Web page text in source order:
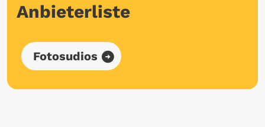
Anbieterliste
Fotosudios